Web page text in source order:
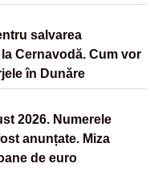
salvarea
Cernavodă. Cum vor
în Dunăre
2026. Numerele
anunțate. Miza
de euro